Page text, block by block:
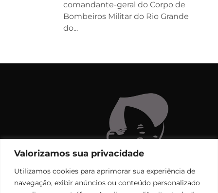
Valorizamos sua privacidade
Utilizamos cookies para aprimorar sua experiência de
navegação, exibir anúncios ou conteúdo personalizado
comandante-geral do Corpo de
Bombeiros Militar do Rio Grande
do...